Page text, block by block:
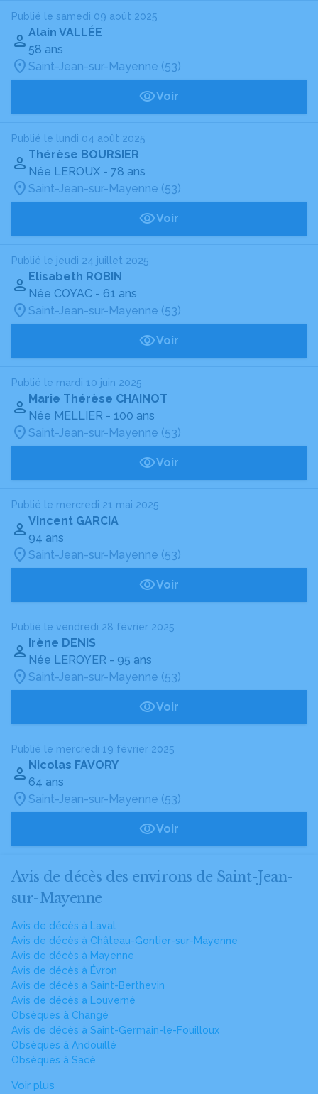
Publié le samedi 09 août 2025
Alain VALLÉE
58 ans
Saint-Jean-sur-Mayenne (53)
Voir
Publié le lundi 04 août 2025
Thérèse BOURSIER
Née LEROUX - 78 ans
Saint-Jean-sur-Mayenne (53)
Voir
Publié le jeudi 24 juillet 2025
Elisabeth ROBIN
Née COYAC - 61 ans
Saint-Jean-sur-Mayenne (53)
Voir
Publié le mardi 10 juin 2025
Marie Thérèse CHAINOT
Née MELLIER - 100 ans
Saint-Jean-sur-Mayenne (53)
Voir
Publié le mercredi 21 mai 2025
Vincent GARCIA
94 ans
Saint-Jean-sur-Mayenne (53)
Voir
Publié le vendredi 28 février 2025
Irène DENIS
Née LEROYER - 95 ans
Saint-Jean-sur-Mayenne (53)
Voir
Publié le mercredi 19 février 2025
Nicolas FAVORY
64 ans
Saint-Jean-sur-Mayenne (53)
Voir
Avis de décès des environs de Saint-Jean-
sur-Mayenne
Avis de décès à Laval
Avis de décès à Château-Gontier-sur-Mayenne
Avis de décès à Mayenne
Avis de décès à Évron
Avis de décès à Saint-Berthevin
Avis de décès à Louverné
Obsèques à Changé
Avis de décès à Saint-Germain-le-Fouilloux
Obsèques à Andouillé
Obsèques à Sacé
Voir plus